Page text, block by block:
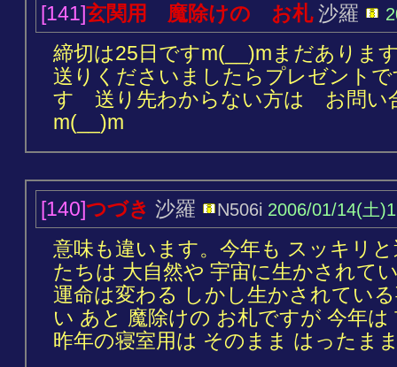
[141]玄関用 魔除けの お札沙羅
締切は25日ですm(__)mまだあり
送りくださいましたらプレゼント
す 送り先わからない方は お問い
m(__)m
[140]つづき 沙羅 N506i 2006/01/14(土
意味も違います。今年も スッキリ
たちは 大自然や 宇宙に生かされて
運命は変わる しかし生かされてい
い あと 魔除けの お札ですが 今年
昨年の寝室用は そのまま はったま